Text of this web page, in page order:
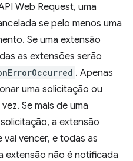
Web Request, uma
se pelo menos uma
Se uma extensão
as extensões serão
. Apenas
uma solicitação ou
Se mais de uma
a extensão
vencer, e todas as
extensão não é notificada